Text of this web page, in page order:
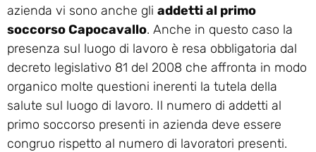
azienda vi sono anche gli addetti al primo
soccorso Capocavallo. Anche in questo caso la
presenza sul luogo di lavoro è resa obbligatoria dal
decreto legislativo 81 del 2008 che affronta in modo
organico molte questioni inerenti la tutela della
salute sul luogo di lavoro. Il numero di addetti al
primo soccorso presenti in azienda deve essere
congruo rispetto al numero di lavoratori presenti.